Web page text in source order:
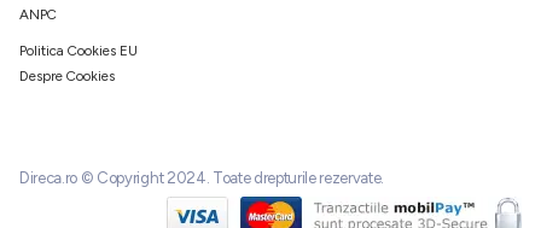
ANPC
Politica Cookies EU
Despre Cookies
Direca.ro © Copyright 2024. Toate drepturile rezervate.